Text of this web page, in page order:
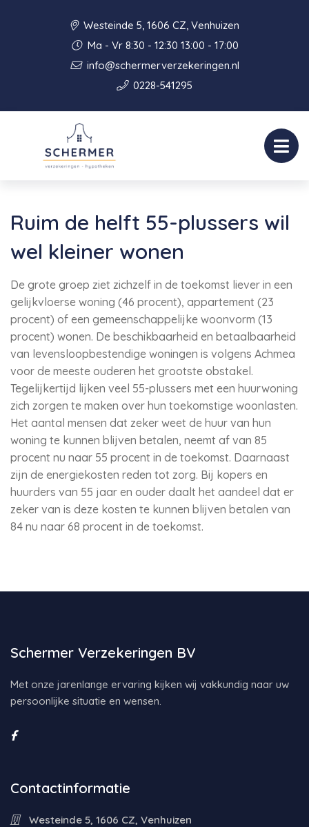
Westeinde 5, 1606 CZ, Venhuizen
Ma - Vr 8:30 - 12:30 13:00 - 17:00
info@schermerverzekeringen.nl
0228-541295
Ruim de helft 55-plussers wil
wel kleiner wonen
De grote groep ziet zichzelf in de toekomst liever in een
gelijkvloerse woning (46 procent), appartement (23
procent) of een gemeenschappelijke woonvorm (13
procent) wonen. De beschikbaarheid en betaalbaarheid
van levensloopbestendige woningen is volgens Achmea
voor de meeste ouderen het grootste obstakel.
Tegelijkertijd lijken veel 55-plussers met een huurwoning
zich zorgen te maken over hun toekomstige woonlasten.
Het aantal mensen dat zeker weet de huur van hun
woning te kunnen blijven betalen, neemt af van 85
procent nu naar 55 procent in de toekomst. Daarnaast
zijn de energiekosten reden tot zorg. Bij kopers en
huurders van 55 jaar en ouder daalt het aandeel dat er
zeker van is deze kosten te kunnen blijven betalen van
84 nu naar 68 procent in de toekomst.
Schermer Verzekeringen BV
Met onze jarenlange ervaring kijken wij vakkundig naar uw
persoonlijke situatie en wensen.
Contactinformatie
Westeinde 5, 1606 CZ, Venhuizen